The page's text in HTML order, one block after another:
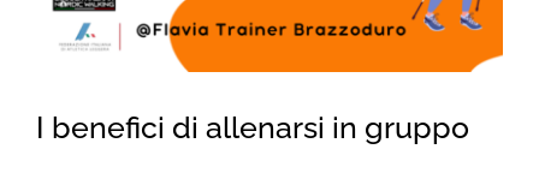
I benefici di allenarsi in gruppo